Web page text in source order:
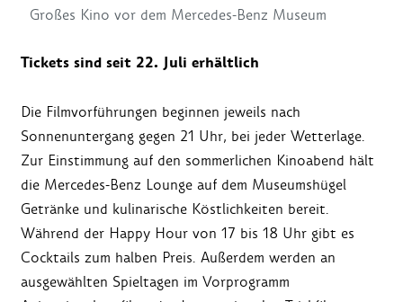
Großes Kino vor dem Mercedes-Benz Museum
Tickets sind seit 22. Juli erhältlich
Die Filmvorführungen beginnen jeweils nach
Sonnenuntergang gegen 21 Uhr, bei jeder Wetterlage.
Zur Einstimmung auf den sommerlichen Kinoabend hält
die Mercedes-Benz Lounge auf dem Museumshügel
Getränke und kulinarische Köstlichkeiten bereit.
Während der Happy Hour von 17 bis 18 Uhr gibt es
Cocktails zum halben Preis. Außerdem werden an
ausgewählten Spieltagen im Vorprogramm